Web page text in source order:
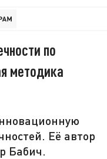
по
методика
Её автор
Бабич.